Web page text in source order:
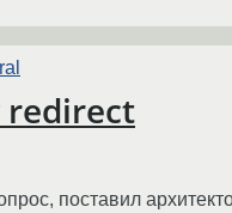
redirect
поставил